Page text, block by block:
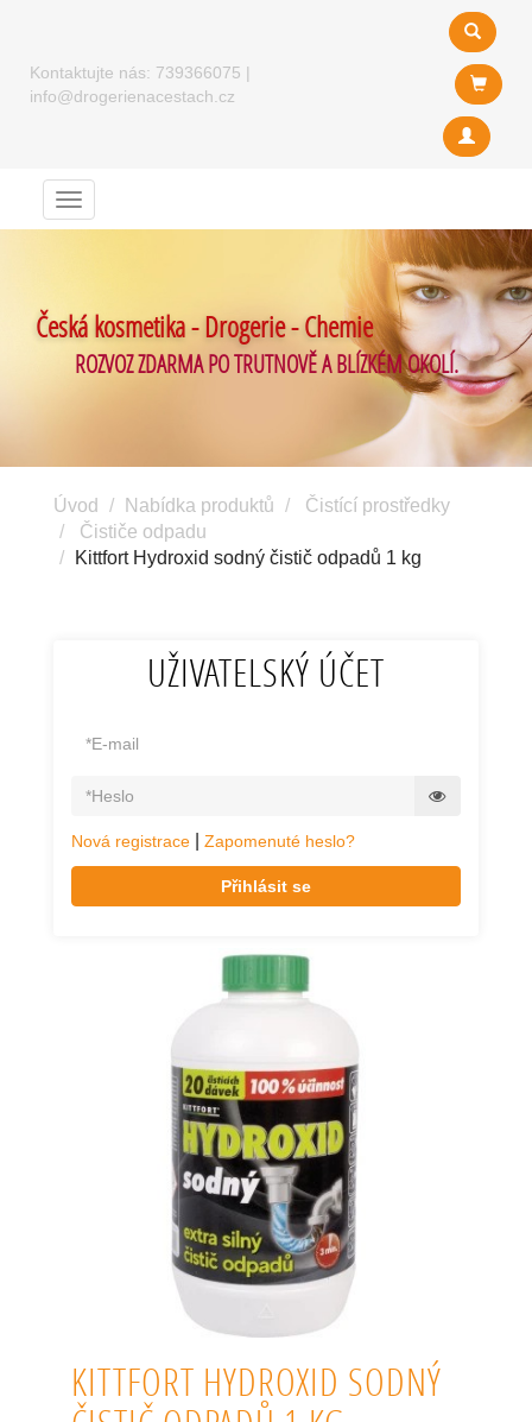
Kontaktujte nás: 739366075 |
info@drogerienacestach.cz
Menu
Česká kosmetika - Drogerie - Chemie
ROZVOZ ZDARMA PO TRUTNOVĚ A BLÍZKÉM OKOLÍ.
Úvod Nabídka produktů
Čistící prostředky
Čističe odpadu
Kittfort Hydroxid sodný čistič odpadů 1 kg
UŽIVATELSKÝ ÚČET
Nová registrace Zapomenuté heslo?
Přihlásit se
KITTFORT HYDROXID SODNÝ